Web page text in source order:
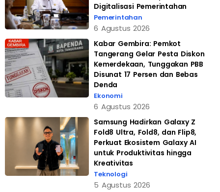
Digitalisasi Pemerintahan
Pemerintahan
6 Agustus 2026
Kabar Gembira: Pemkot
Tangerang Gelar Pesta Diskon
Kemerdekaan, Tunggakan PBB
Disunat 17 Persen dan Bebas
Denda
Ekonomi
6 Agustus 2026
Samsung Hadirkan Galaxy Z
Fold8 Ultra, Fold8, dan Flip8,
Perkuat Ekosistem Galaxy AI
untuk Produktivitas hingga
Kreativitas
Teknologi
5 Agustus 2026